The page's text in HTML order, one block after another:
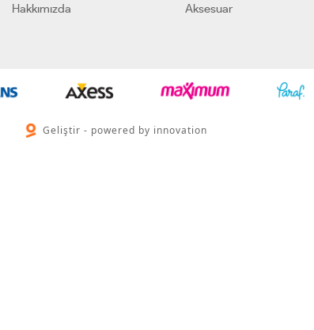
Hakkımızda
Aksesuar
Geliştir - powered by innovation